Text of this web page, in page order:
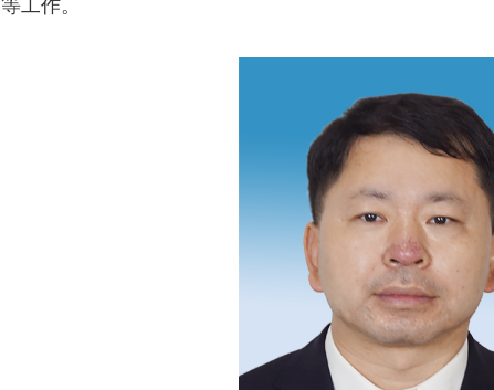
等工作。